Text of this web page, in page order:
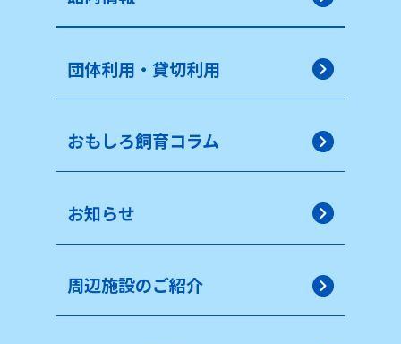
団体利用・貸切利用
おもしろ飼育コラム
お知らせ
周辺施設のご紹介